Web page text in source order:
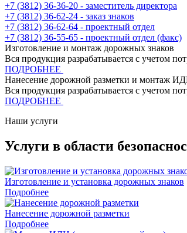
+7 (3812) 36-36-20 - заместитель директора
+7 (3812) 36-62-24 - заказ знаков
+7 (3812) 36-62-64 - проектный отдел
+7 (3812) 36-55-65 - проектный отдел (факс)
Изготовление и монтаж дорожных знаков
Вся продукция разрабатывается с учетом
ПОДРОБНЕЕ
Нанесение дорожной разметки и монтаж
Вся продукция разрабатывается с учетом
ПОДРОБНЕЕ
Наши услуги
Услуги в области
Изготовление и установка дорожных знаков
Подробнее
Нанесение дорожной разметки
Подробнее